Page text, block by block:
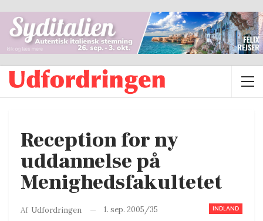
Reception for ny
uddannelse på
Menighedsfakultetet
INDLAND
Af Udfordringen 1. sep. 2005/35